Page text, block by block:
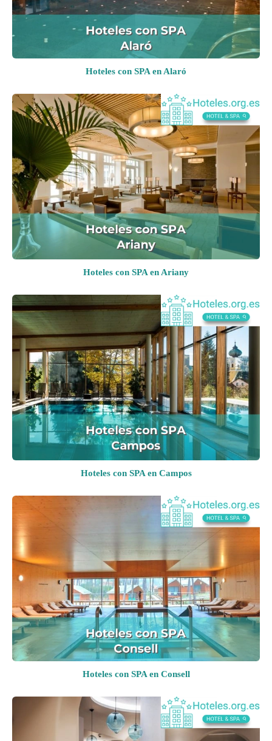
Hoteles con SPA en Alaró
Hoteles con SPA en Ariany
Hoteles con SPA en Campos
Hoteles con SPA en Consell